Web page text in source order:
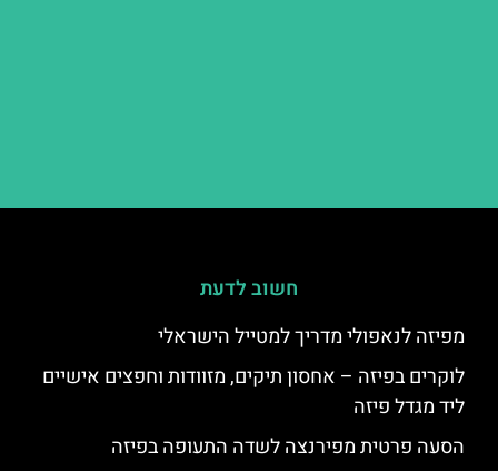
חשוב לדעת
מפיזה לנאפולי מדריך למטייל הישראלי
לוקרים בפיזה – אחסון תיקים, מזוודות וחפצים אישיים
ליד מגדל פיזה
הסעה פרטית מפירנצה לשדה התעופה בפיזה